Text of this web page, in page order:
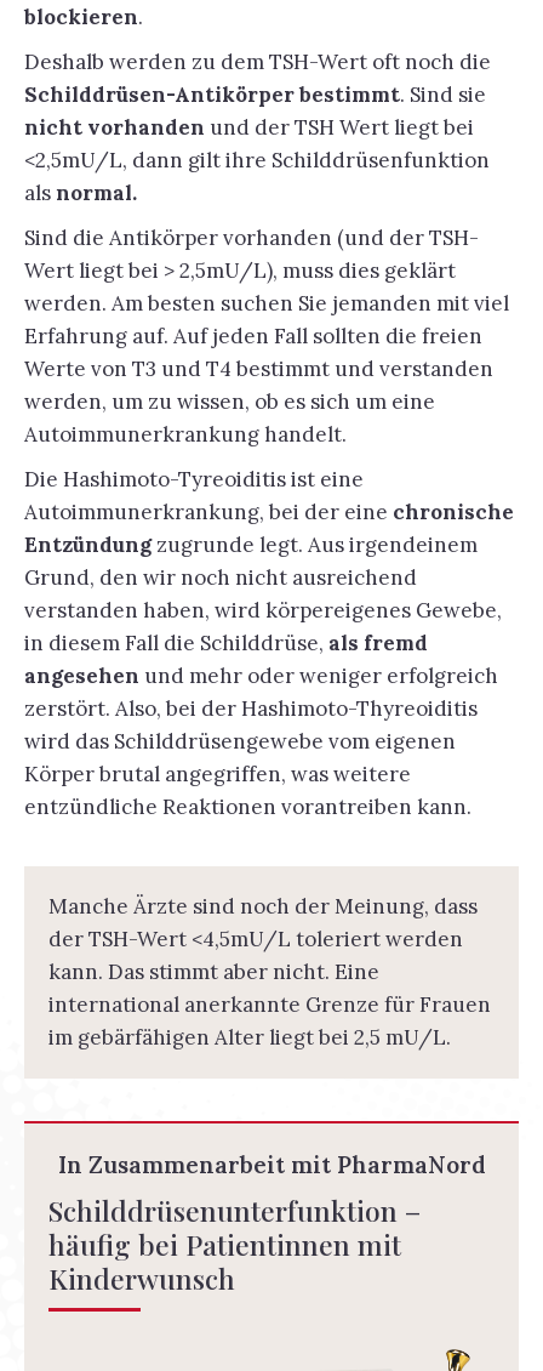
blockieren.
Deshalb werden zu dem TSH-Wert oft noch die
Schilddrüsen-Antikörper bestimmt. Sind sie
nicht vorhanden und der TSH Wert liegt bei
<2,5mU/L, dann gilt ihre Schilddrüsenfunktion
alsnormal.
Sind die Antikörper vorhanden (und der TSH-
Wert liegt bei > 2,5mU/L), muss dies geklärt
werden. Am besten suchen Sie jemanden mit viel
Erfahrung auf. Auf jeden Fall sollten die freien
Werte von T3 und T4 bestimmt und verstanden
werden, um zu wissen, ob es sich um eine
Autoimmunerkrankung handelt.
Die Hashimoto-Tyreoiditis ist eine
Autoimmunerkrankung, bei der eine chronische
Entzündungzugrunde legt. Aus irgendeinem
Grund, den wir noch nicht ausreichend
verstanden haben, wird körpereigenes Gewebe,
in diesem Fall die Schilddrüse, als fremd
angesehen und mehr oder weniger erfolgreich
zerstört. Also, bei der Hashimoto-Thyreoiditis
wird das Schilddrüsengewebe vom eigenen
Körper brutal angegriffen, was weitere
entzündliche Reaktionen vorantreiben kann.
Manche Ärzte sind noch der Meinung, dass
der TSH-Wert <4,5mU/L toleriert werden
kann. Das stimmt aber nicht. Eine
international anerkannte Grenze für Frauen
im gebärfähigen Alter liegt bei 2,5 mU/L.
In Zusammenarbeit mit PharmaNord
Schilddrüsenunterfunktion –
häufig bei Patientinnen mit
Kinderwunsch